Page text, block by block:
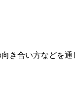
き合い方などを通